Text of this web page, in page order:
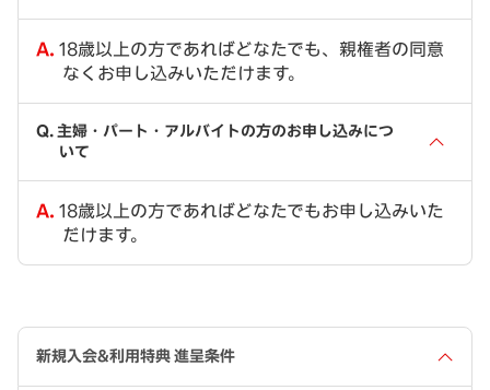
18歳以上の方であればどなたでも、親権者の同意
なくお申し込みいただけます。
主婦・パート・アルバイトの方のお申し込みにつ
いて
18歳以上の方であればどなたでもお申し込みいた
だけます。
新規入会&利用特典 進呈条件